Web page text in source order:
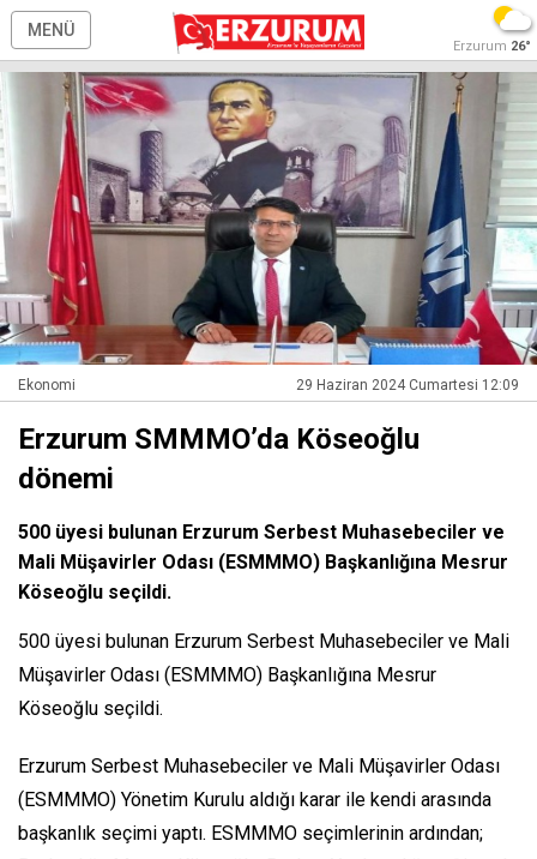
MENÜ
Erzurum 26°
Ekonomi 29 Haziran 2024 Cumartesi 12:09
Erzurum SMMMO’da Köseoğlu
dönemi
500 üyesi bulunan Erzurum Serbest Muhasebeciler ve
Mali Müşavirler Odası (ESMMMO) Başkanlığına Mesrur
Köseoğlu seçildi.
500 üyesi bulunan Erzurum Serbest Muhasebeciler ve Mali
Müşavirler Odası (ESMMMO) Başkanlığına Mesrur
Köseoğlu seçildi.
Erzurum Serbest Muhasebeciler ve Mali Müşavirler Odası
(ESMMMO) Yönetim Kurulu aldığı karar ile kendi arasında
başkanlık seçimi yaptı. ESMMMO seçimlerinin ardından;